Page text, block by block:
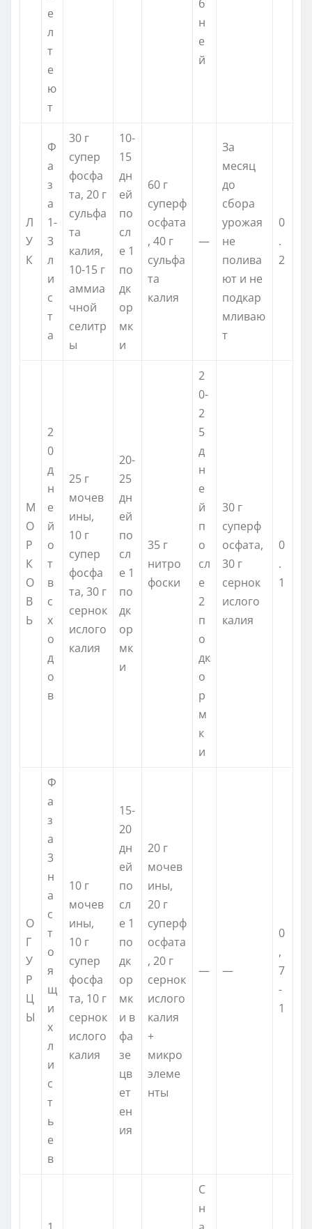
е
л
т
е
ю
т
б
н
е
й
Л
У
К
Ф
а
з
а
1-
3
л
и
с
т
а
30 г
супер
фосфа
та, 20 г
сульфа
та
калия,
10-15 г
аммиа
чной
селитр
ы
10-
15
дн
ей
по
сл
е 1
по
дк
ор
мк
и
60 г
суперф
осфата
, 40 г
сульфа
та
калия
—
За
месяц
до
сбора
урожая
не
полива
ют и не
подкар
мливаю
т
0
.
2
М
О
Р
К
О
В
Ь
2
0
д
н
е
й
о
т
в
с
х
о
д
о
в
25 г
мочев
ины,
10 г
супер
фосфа
та, 30 г
сернок
ислого
калия
20-
25
дн
ей
по
сл
е 1
по
дк
ор
мк
и
35 г
нитро
фоски
2
0-
2
5
д
н
е
й
п
о
сл
е
2
п
о
дк
о
р
м
к
и
30 г
суперф
осфата,
30 г
сернок
ислого
калия
0
.
1
О
Г
У
Р
Ц
Ы
Ф
а
з
а
3
н
а
с
т
о
я
щ
и
х
л
и
с
т
ь
е
в
10 г
мочев
ины,
10 г
супер
фосфа
та, 10 г
сернок
ислого
калия
15-
20
дн
ей
по
сл
е 1
по
дк
ор
мк
и в
фа
зе
цв
ет
ен
ия
20 г
мочев
ины,
20 г
суперф
осфата
, 20 г
сернок
ислого
калия
+
микро
элеме
нты
— —
0
,
7
-
1
С
н